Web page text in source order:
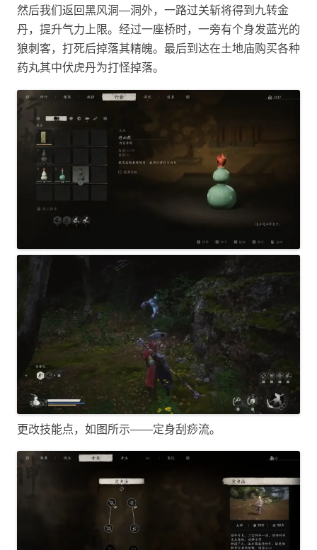
然后我们返回黑风洞—洞外，一路过关斩将得到九转金
丹，提升气力上限。经过一座桥时，一旁有个身发蓝光的
狼刺客，打死后掉落其精魄。最后到达在土地庙购买各种
药丸其中伏虎丹为打怪掉落。
更改技能点，如图所示——定身刮痧流。